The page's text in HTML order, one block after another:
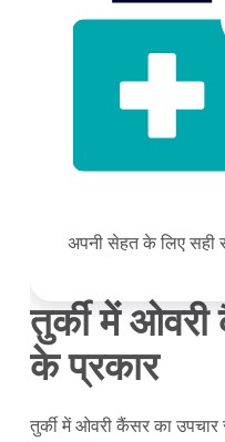
अपनी सेहत के लिए सही
तुर्की में
के प्रकार
तुर्की में ओवरी कैंसर का उपचार